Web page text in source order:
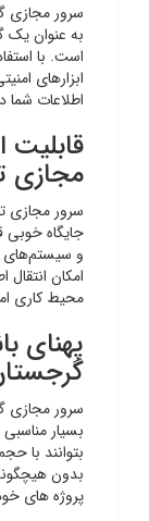
سرور مجازی
به عنوان یک
است. با
ابزارهای
اطلاعات شما
قابلیت
مجازی
سرور مجازی
جایگاه خوبی
و سیستم‌های
امکان
محیط کاری
پهنای
سرور مجازی
بسیار
بتوانند با
بدون
پروژه های